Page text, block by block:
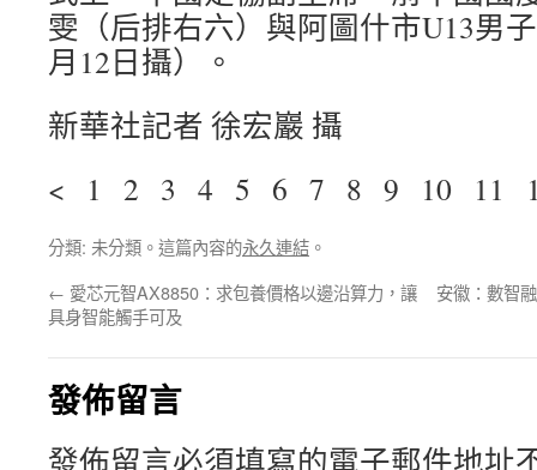
雯（后排右六）與阿圖什市U13男
月12日攝）。
新華社記者 徐宏巖 攝
< 1 2 3 4 5 6 7 8 9 10 11
分類: 未分類。這篇內容的永久連結 。
← 愛芯元智AX8850：求包養價格以邊沿算力，讓
具身智能觸手可及
安徽：數智
發佈留言
發佈留言必須填寫的電子郵件地址